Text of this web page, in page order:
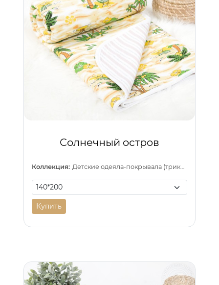
Солнечный остров
Коллекция: Детские одеяла-покрывала (трикотаж)
Купить